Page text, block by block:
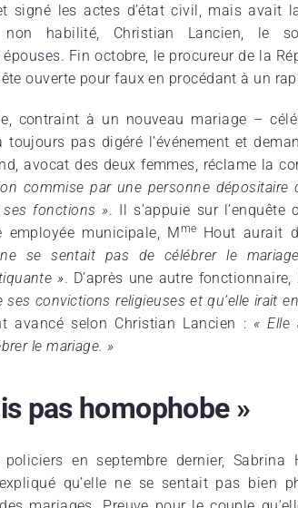
signé les actes d’état civil, mais avait
non habilité, Christian Lancien, le
Fin octobre, le procureur de la
ouverte pour faux en procédant à un
contraint à un nouveau mariage –
toujours pas digéré l’événement et
avocat des deux femmes, réclame la
commise par une personne dépositaire
ses fonctions ». Il s’appuie sur l’enquête
employée municipale, Mme Hout aurait
ne se sentait pas de célébrer le
». D’après une autre
ses convictions religieuses et qu’elle irait
avancé selon Christian Lancien : «
le mariage. »
pas homophobe »
en septembre dernier, Sabrina
qu’elle ne se sentait pas bien